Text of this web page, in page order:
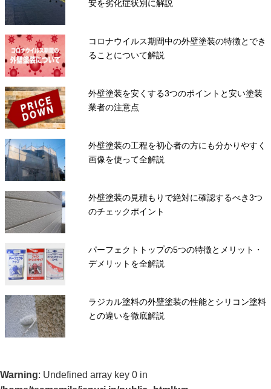
安を劣化症状別に解説
コロナウイルス期間中の外壁塗装の特徴とでき
ることについて解説
外壁塗装を安くする3つのポイントと安い塗装
業者の注意点
外壁塗装の工程を初心者の方にも分かりやすく
画像を使って全解説
外壁塗装の見積もりで絶対に確認するべき3つ
のチェックポイント
パーフェクトトップの5つの特徴とメリット・
デメリットを全解説
ラジカル塗料の外壁塗装の性能とシリコン塗料
との違いを徹底解説
Warning: Undefined array key 0 in